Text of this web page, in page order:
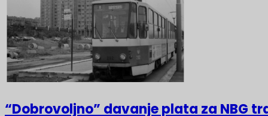
“Dobrovoljno” davanje plata za NBG